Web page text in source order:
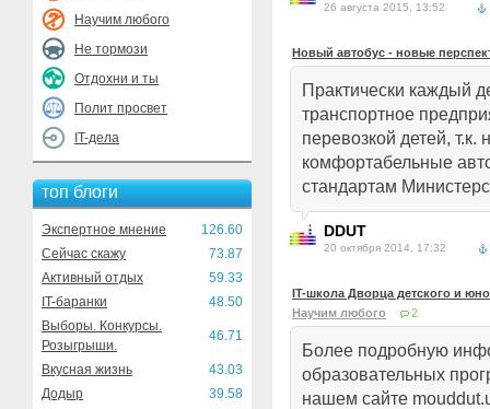
Научим любого
Не тормози
Отдохни и ты
Полит просвет
IT-дела
топ блоги
Экспертное мнение
126.60
Сейчас скажу
73.87
Активный отдых
59.33
IT-баранки
48.50
Выборы. Конкурсы.
Розыгрыши.
46.71
Вкусная жизнь
43.03
Додыр
39.58
26 августа 2015, 13:52
Новый автобус - новые
Практически каждый
транспортное
перевозкой детей, т.к.
комфортабельные
стандартам
DDUT
20 октября 2014, 17:32
IT-школа Дворца детского и
Научим любого
2
Более подробную
образовательных
нашем сайте